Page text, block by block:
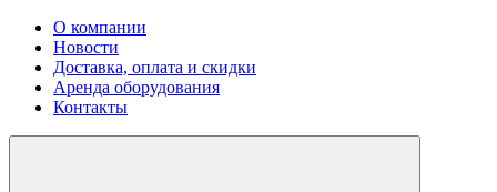
О компании
Новости
Доставка, оплата и скидки
Аренда оборудования
Контакты